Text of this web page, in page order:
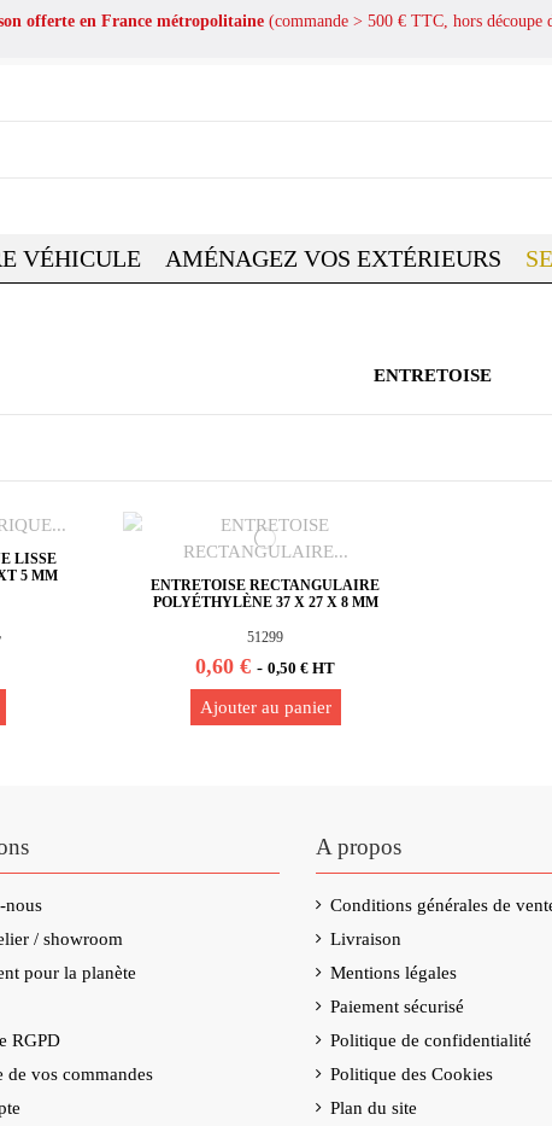
offerte en France métropolitaine (commande > 500 € TTC, hors découpe
VÉHICULE AMÉNAGEZ VOS EXTÉRIEURS
ENTRETOISE
LISSE
5 MM
ENTRETOISE RECTANGULAIRE
POLYÉTHYLÈNE 37 X 27 X 8 MM
51299
0,60 €-0,50 € HT
Ajouter au panier
nous
/ showroom
pour la planète
RGPD
de vos commandes
A propos
Conditions générales de
Livraison
Mentions légales
Paiement sécurisé
Politique de confidentialité
Politique des Cookies
Plan du site